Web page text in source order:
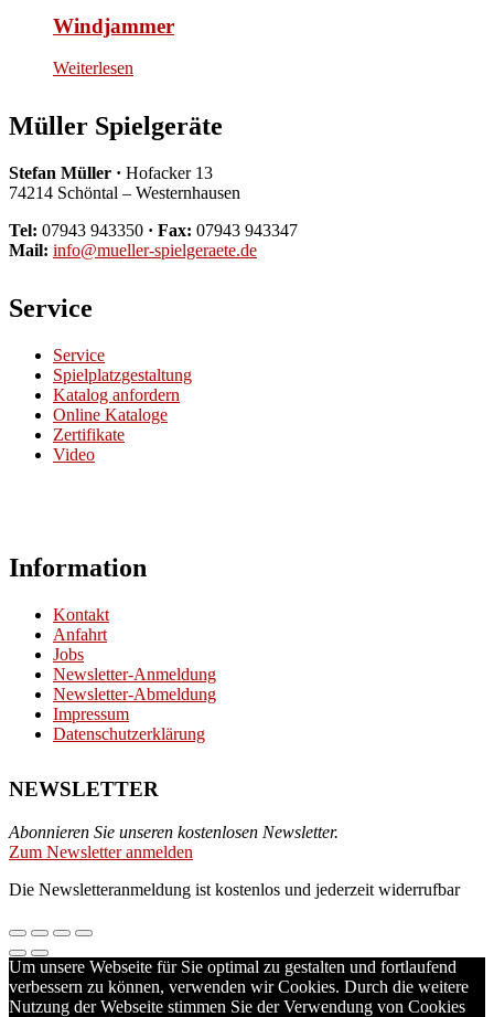
Windjammer
Weiterlesen
Müller Spielgeräte
Stefan Müller · Hofacker 13
74214 Schöntal – Westernhausen
Tel: 07943 943350 · Fax: 07943 943347
Mail: info@mueller-spielgeraete.de
Service
Service
Spielplatzgestaltung
Katalog anfordern
Online Kataloge
Zertifikate
Video
Information
Kontakt
Anfahrt
Jobs
Newsletter-Anmeldung
Newsletter-Abmeldung
Impressum
Datenschutzerklärung
NEWSLETTER
Abonnieren Sie unseren kostenlosen Newsletter.
Zum Newsletter anmelden
Die Newsletteranmeldung ist kostenlos und jederzeit widerrufbar
Um unsere Webseite für Sie optimal zu gestalten und fortlaufend
verbessern zu können, verwenden wir Cookies. Durch die weitere
Nutzung der Webseite stimmen Sie der Verwendung von Cookies